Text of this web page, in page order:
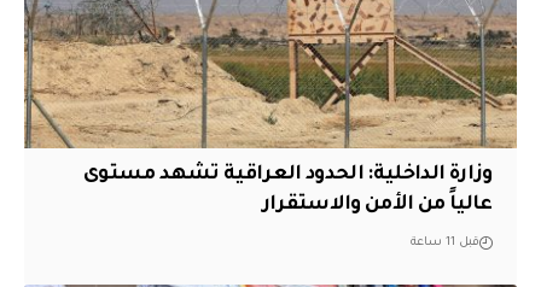
وزارة الداخلية: الحدود العراقية تشهد مستوى
عالياً من الأمن والاستقرار
قبل 11 ساعة